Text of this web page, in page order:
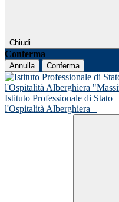
Chiudi
Conferma
Annulla Conferma
Istituto Professionale di Stato
l'Ospitalità Alberghiera